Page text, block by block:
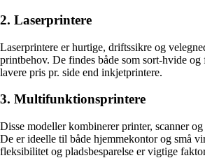
2. Laserprintere
Laserprintere er hurtige, driftssikre og
printbehov. De findes både som sort-hvide
lavere pris pr. side end inkjetprintere.
3. Multifunktionsprintere
Disse modeller kombinerer printer, scanner
De er ideelle til både hjemmekontor og små
fleksibilitet og pladsbesparelse er vigtige